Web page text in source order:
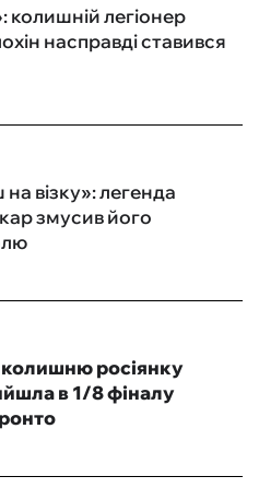
колишній легіонер
насправді ставився
візку»: легенда
змусив його
колишню росіянку
в 1/8 фіналу